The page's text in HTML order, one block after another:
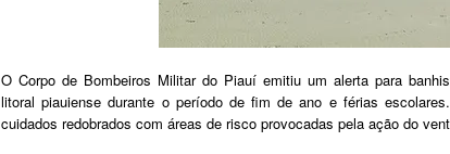
O Corpo de Bombeiros Militar do Piauí emitiu um alerta para
litoral piauiense durante o período de fim de ano e férias
cuidados redobrados com áreas de risco provocadas pela ação do